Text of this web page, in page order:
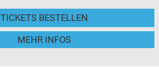
TICKETS BESTELLEN
MEHR INFOS